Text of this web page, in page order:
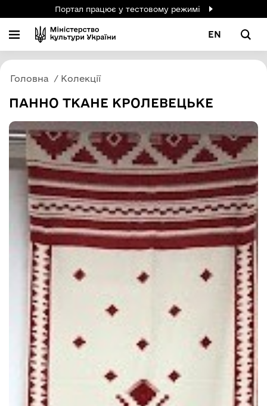
Портал працює у тестовому режимі
EN
Головна Колекції
ПАННО ТКАНЕ КРОЛЕВЕЦЬКЕ